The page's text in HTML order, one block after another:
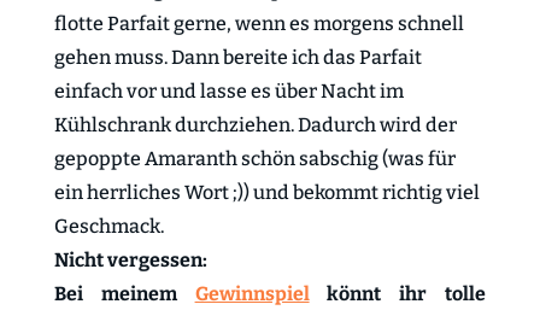
flotte Parfait gerne, wenn es morgens schnell
gehen muss. Dann bereite ich das Parfait
einfach vor und lasse es über Nacht im
Kühlschrank durchziehen. Dadurch wird der
gepoppte Amaranth schön sabschig (was für
ein herrliches Wort ;)) und bekommt richtig viel
Geschmack.
Nicht vergessen:
Bei meinem Gewinnspielkönnt ihr tolle